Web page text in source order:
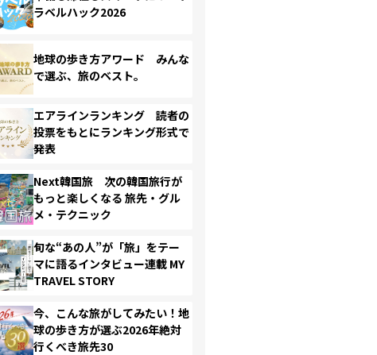
ラベルハック2026
地球の歩き方アワード みんな
で選ぶ、旅のベスト。
エアラインランキング 読者の
投票をもとにランキング形式で
発表
Next韓国旅 次の韓国旅行が
もっと楽しくなる 旅先・グル
メ・テクニック
旬な“あの人”が「旅」をテー
マに語るインタビュー連載 MY
TRAVEL STORY
今、こんな旅がしてみたい！地
球の歩き方が選ぶ2026年絶対
行くべき旅先30